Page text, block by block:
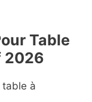
Table
2026
table à